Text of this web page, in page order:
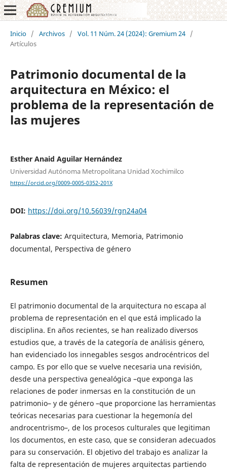
Inicio / Archivos / Vol. 11 Núm. 24 (2024): Gremium 24 /
Artículos
Patrimonio documental de la
arquitectura en México: el
problema de la representación de
las mujeres
Esther Anaid Aguilar Hernández
Universidad Autónoma Metropolitana Unidad Xochimilco
https://orcid.org/0009-0005-0352-201X
DOI: https://doi.org/10.56039/rgn24a04
Palabras clave: Arquitectura, Memoria, Patrimonio
documental, Perspectiva de género
Resumen
El patrimonio documental de la arquitectura no escapa al
problema de representación en el que está implicado la
disciplina. En años recientes, se han realizado diversos
estudios que, a través de la categoría de análisis género,
han evidenciado los innegables sesgos androcéntricos del
campo. Es por ello que se vuelve necesaria una revisión,
desde una perspectiva genealógica –que exponga las
relaciones de poder inmersas en la constitución de un
patrimonio– y de género –que proporcione las herramientas
teóricas necesarias para cuestionar la hegemonía del
androcentrismo–, de los procesos culturales que legitiman
los documentos, en este caso, que se consideran adecuados
para su conservación. El objetivo del trabajo es analizar la
falta de representación de mujeres arquitectas partiendo